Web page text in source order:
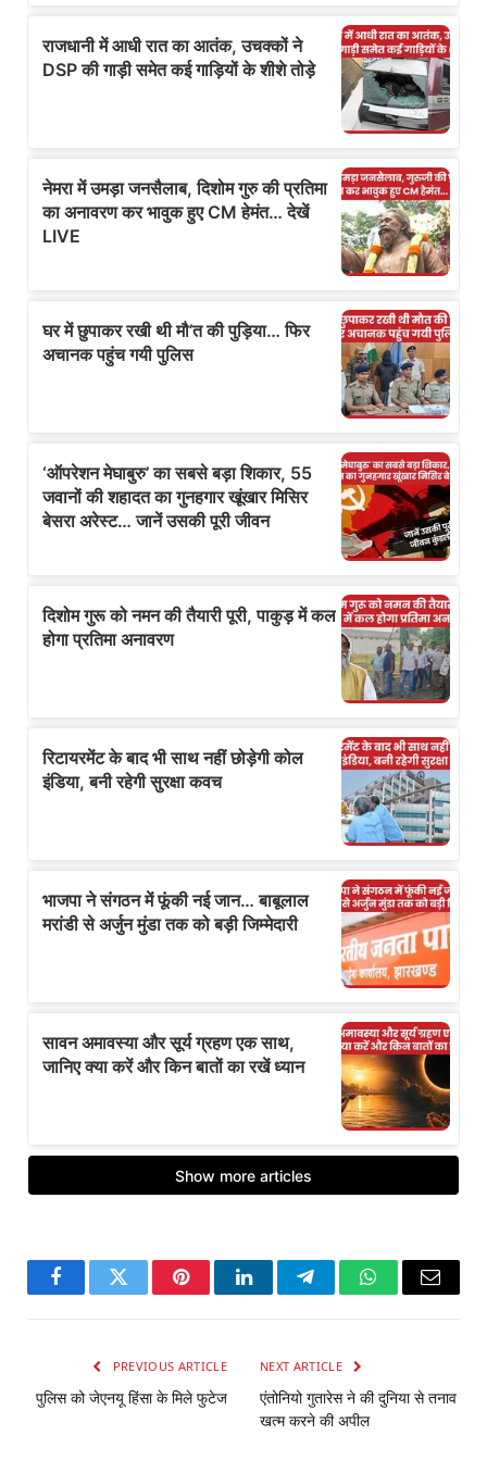
FacebookTwitter PinterestLinkedInTelegramWhatsApp
Email
PREVIOUS ARTICLE
पुलिस को जेएनयू हिंसा के मिले फुटेज
NEXT ARTICLE
एंतोनियो गुतारेस ने की दुनिया से तनाव
खत्म करने की अपील